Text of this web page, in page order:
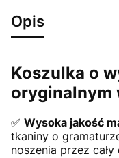
Opis
Koszulka o
oryginalnym
✅ Wysoka jakość
tkaniny o
noszenia przez cały